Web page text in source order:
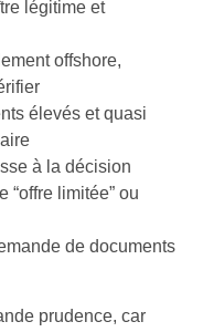
légitime et
offshore,
élevés et quasi
à la décision
“offre limitée” ou
de documents
prudence, car